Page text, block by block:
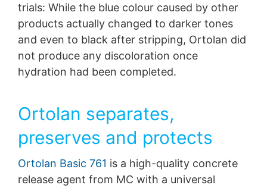
trials: While the blue colour caused by other
products actually changed to darker tones
and even to black after stripping, Ortolan did
not produce any discoloration once
hydration had been completed.
Ortolan separates,
preserves and protects
Ortolan Basic 761 is a high-quality concrete
release agent from MC with a universal